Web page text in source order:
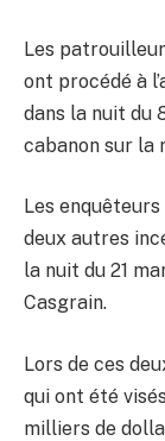
Les
ont procédé à
dans la nuit du
cabanon sur la
Les
deux autres
la nuit du 21
Casgrain.
Lors de ces
qui ont été
milliers de